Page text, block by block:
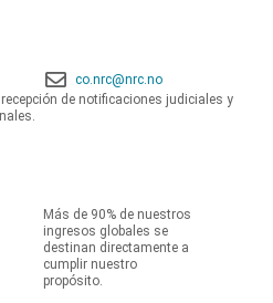
co.nrc@nrc.no
de notificaciones judiciales y
Más de 90% de nuestros
ingresos globales se
destinan directamente a
cumplir nuestro
propósito.